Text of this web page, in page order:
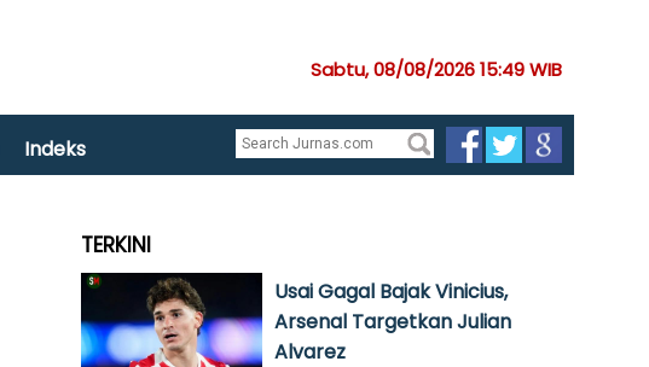
Sabtu, 08/08/2026 15:49 WIB
Indeks
TERKINI
Usai Gagal Bajak Vinicius,
Arsenal Targetkan Julian
Alvarez